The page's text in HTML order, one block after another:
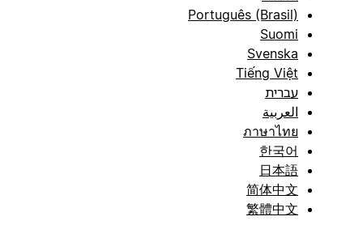
Português (Brasil)
Suomi
Svenska
Tiếng Việt
עברית
العربية
ภาษาไทย
한국어
日本語
简体中文
繁體中文